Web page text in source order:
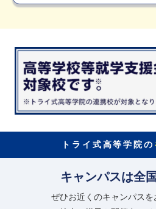
トライ式高等学院の
キャンパスは全
ぜひお近くのキャンパスを